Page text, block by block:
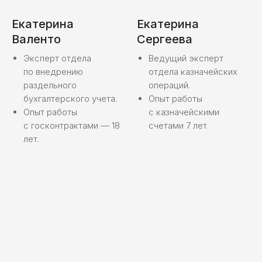
Екатерина
Валенто
Эксперт отдела
по внедрению
раздельного
бухгалтерского учета.
Опыт работы
с госконтрактами — 18
лет.
Екатерина
Сергеева
Ведущий эксперт
отдела казначейских
операций.
Опыт работы
с казначейскими
счетами 7 лет.
IT отдел
Отвечает за установку ГИИС «Электронный
бюджет» для наших клиентов и оперативно
реагирует на сбои в работе системного
Готовит экономическую отчётность
(например, РКМ) и оказывает
аналитическую поддержку, чтобы клиенты
понимали, как оптимизировать свою
экономическую деятельность.
04